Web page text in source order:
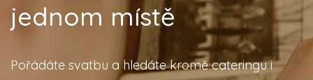
jednom místě
Pořádáte svatbu a hledáte kromě cateringu i